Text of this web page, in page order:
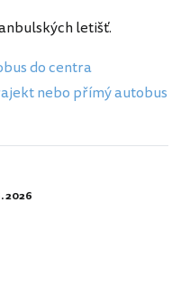
letišť.
do centra
nebo přímý autobus
2026